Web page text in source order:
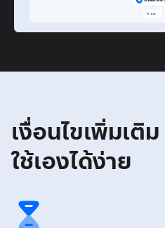
เงื่อนไขเพิ่มเติม
ใช้เองได้ง่าย